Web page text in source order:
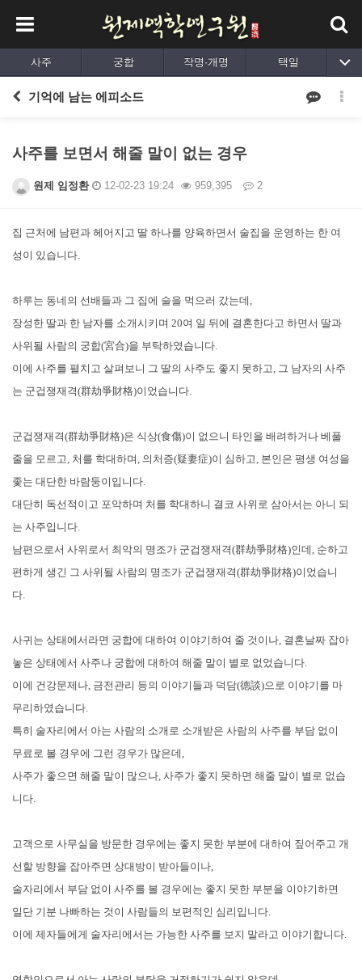
사주 궁합 작명·개명 택일
출산택일 육효 동영상강의
기억에 남는 에피소드
사주를 보면서 해줄 말이 없는 경우
원제 임정환 12-02-23 19:24 959,395 2
본문
집 근처에 남편과 헤어지고 딸 하나를 양육하면서 술집을 운영하는 한 여
성이 있습니다.
하루는 동네의 선배들과 그 집에 술을 먹으러 갔는데,
장성한 딸과 한 남자를 소개시키며 20여 일 뒤에 결혼한다고 하면서 딸과
사위될 사람의 궁합(宮合)을 부탁하였습니다.
이에 사주를 펼치고 살펴보니 그 딸의 사주도 좋지 못하고, 그 남자의 사주
는 군겁쟁재격(群劫爭財格)이었습니다.
군겁쟁재격(群劫爭財格)은 식상(食傷)이 없으니 타인을 배려하거나 베풀
줄을 모르고, 처를 학대하며, 의처증(疑妻症)이 심하고, 본인은 평생 여성을
좇는 대단한 바람둥이입니다.
대단히 독선적이고 포악하며 처를 학대하니 결코 사위로 삼아서는 아니 되
는 사주입니다.
남편으로서 사위로서 최악의 명조가 군겁쟁재격(群劫爭財格)인데, 순하고
편하게 생긴 그 사위될 사람의 명조가 군겁쟁재격(群劫爭財格)이었습니
다.
사귀는 상태에서라면 궁합에 대하여 이야기하여 줄 것이나, 결혼날짜 잡아
놓은 상태에서 사주나 궁합에 대하여 해줄 말이 별로 없었습니다.
이에 건강문제나, 금전관리 등의 이야기들과 덕담(德談)으로 이야기를 마
무리하였습니다.
특히 술자리에서 아는 사람의 소개로 소개받은 사람의 사주를 부담 없이
무료로 볼 경우에 그런 경우가 많은데,
사주가 좋으면 해줄 말이 많으나, 사주가 좋지 못하면 해줄 말이 별로 없습
니다.
고객으로 사무실을 방문한 경우에는 좋지 못한 부분에 대하여 짚어주고 개
선할 방향을 잡아주면 상대방이 받아들이나,
술자리에서 부담 없이 사주를 볼 경우에는 좋지 못한 부분을 이야기하면
일단 기분 나빠하는 것이 사람들의 보편적인 심리입니다.
이에 제자들에게 술자리에서는 가능한 사주를 보지 말라고 이야기합니다.